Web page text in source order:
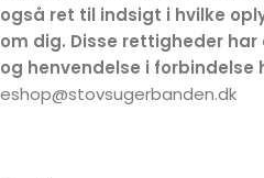
også ret til indsigt i hvilke
om dig. Disse rettigheder
og henvendelse i forbindelse
eshop@stovsugerbanden.dk